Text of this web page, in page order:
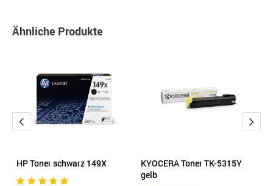
Ähnliche Produkte
HP Toner schwarz 149X
KYOCERA Toner TK-5315Y
gelb